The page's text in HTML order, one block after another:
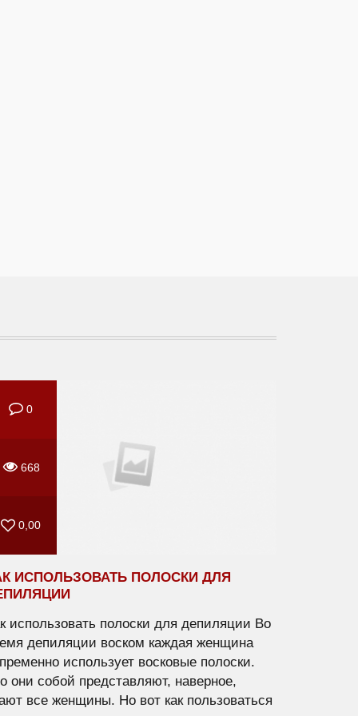
0
668
0,00
ИСПОЛЬЗОВАТЬ ПОЛОСКИ ДЛЯ
использовать полоски для депиляции Во
депиляции воском каждая женщина
использует восковые полоски.
они собой представляют, наверное,
все женщины. Но вот как пользоваться